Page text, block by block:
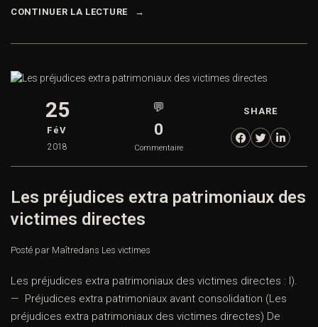
CONTINUER LA LECTURE
25
FéV
2018
💬
0
Commentaire
SHARE
Les préjudices extra patrimoniaux des
victimes directes
Posté par Maîtredans Les victimes
Les préjudices extra patrimoniaux des victimes directes : I).
— Préjudices extra patrimoniaux avant consolidation (Les
préjudices extra patrimoniaux des victimes directes) De